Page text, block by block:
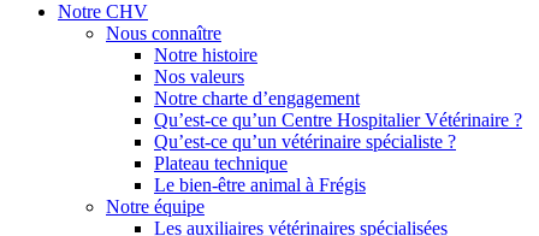
Notre CHV
Nous connaître
Notre histoire
Nos valeurs
Notre charte d’engagement
Qu’est-ce qu’un Centre Hospitalier Vétérinaire ?
Qu’est-ce qu’un vétérinaire spécialiste ?
Plateau technique
Le bien-être animal à Frégis
Notre équipe
Les auxiliaires vétérinaires spécialisées